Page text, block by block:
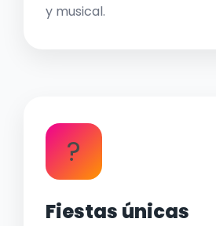
y musical.
?
Fiestas únicas